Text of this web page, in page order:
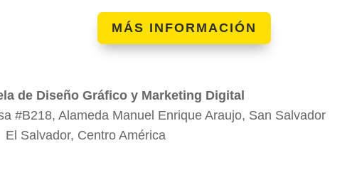
MÁS INFORMACIÓN
de Diseño Gráfico y Marketing Digital
#B218, Alameda Manuel Enrique Araujo, San Salvador
El Salvador, Centro América